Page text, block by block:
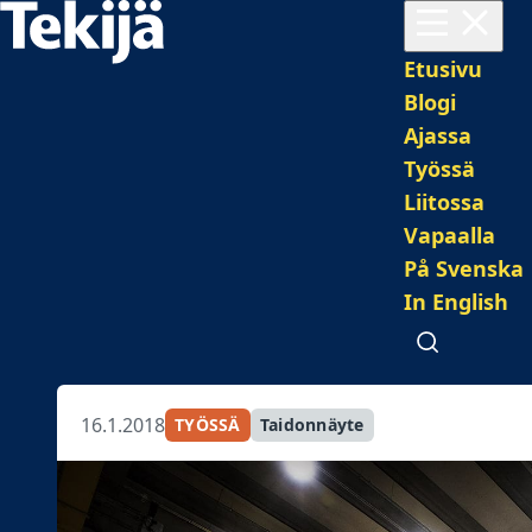
Etusivu
Blogi
Ajassa
Työssä
Liitossa
Vapaalla
På Svenska
In English
Avaa haku
16.1.2018 TYÖSSÄ Taidonnäyte